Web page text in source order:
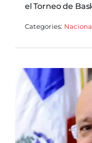
el Torneo de
Categories: